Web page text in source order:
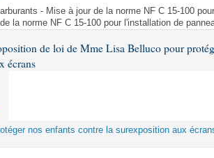
- Mise à jour de la norme NF C 15-100
la norme NF C 15-100 pour l'installation de
de loi de Mme Lisa Belluco pour
écrans
nos enfants contre la surexposition aux